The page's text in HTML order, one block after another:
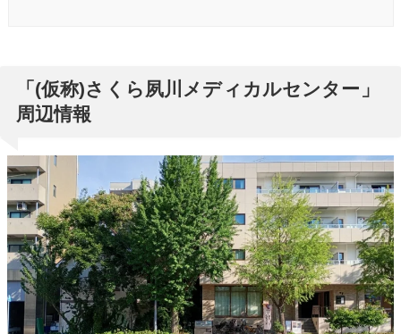
「(仮称)さくら夙川メディカルセンター」
周辺情報